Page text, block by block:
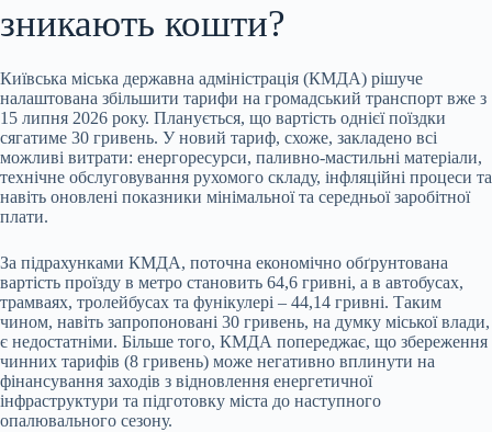
зникають кошти?
Київська міська державна адміністрація (КМДА) рішуче
налаштована збільшити тарифи на громадський транспорт вже з
15 липня 2026 року. Планується, що вартість однієї поїздки
сягатиме 30 гривень. У новий тариф, схоже, закладено всі
можливі витрати: енергоресурси, паливно-мастильні матеріали,
технічне обслуговування рухомого складу, інфляційні процеси та
навіть оновлені показники мінімальної та середньої заробітної
плати.
За підрахунками КМДА, поточна економічно обґрунтована
вартість проїзду в метро становить 64,6 гривні, а в автобусах,
трамваях, тролейбусах та фунікулері – 44,14 гривні. Таким
чином, навіть запропоновані 30 гривень, на думку міської влади,
є недостатніми. Більше того, КМДА попереджає, що збереження
чинних тарифів (8 гривень) може негативно вплинути на
фінансування заходів з відновлення енергетичної
інфраструктури та підготовку міста до наступного
опалювального сезону.